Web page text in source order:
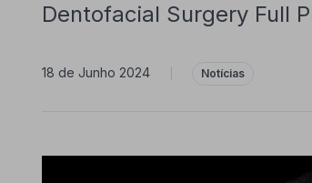
Dentofacial Surgery Full
18 de Junho 2024 Notícias